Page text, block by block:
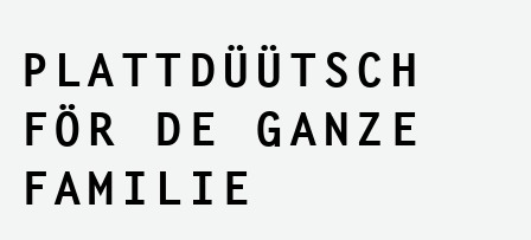
Plattdüütsch
för de ganze
Familie